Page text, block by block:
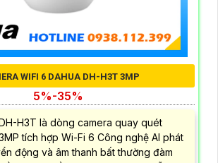
WIFI 6 DAHUA DH-H3T 3MP
5%-35%
H3T là dòng camera quay quét
tích hợp Wi-Fi 6 Công nghệ AI phát
động và âm thanh bất thường đàm